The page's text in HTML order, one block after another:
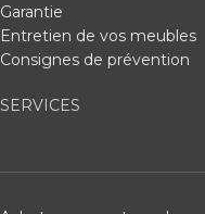
Garantie
Entretien de vos meubles
Consignes de prévention
SERVICES